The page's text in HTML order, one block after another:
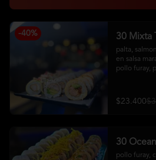
-40% 30 Mixta
palta,
en salsa
pollo furay,
salsa
$23.400
30
pollo furay,